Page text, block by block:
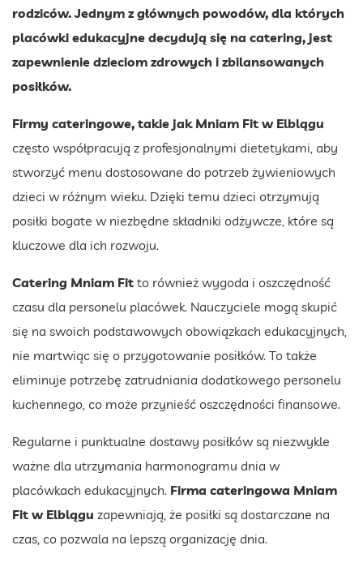
rodziców. Jednym z głównych powodów, dla których
placówki edukacyjne decydują się na catering, jest
zapewnienie dzieciom zdrowych i zbilansowanych
posiłków.
Firmy cateringowe, takie jak Mniam Fit w Elblągu
często współpracują z profesjonalnymi dietetykami, aby
stworzyć menu dostosowane do potrzeb żywieniowych
dzieci w różnym wieku. Dzięki temu dzieci otrzymują
posiłki bogate w niezbędne składniki odżywcze, które są
kluczowe dla ich rozwoju.
Catering Mniam Fit to również wygoda i oszczędność
czasu dla personelu placówek. Nauczyciele mogą skupić
się na swoich podstawowych obowiązkach edukacyjnych,
nie martwiąc się o przygotowanie posiłków. To także
eliminuje potrzebę zatrudniania dodatkowego personelu
kuchennego, co może przynieść oszczędności finansowe.
Regularne i punktualne dostawy posiłków są niezwykle
ważne dla utrzymania harmonogramu dnia w
placówkach edukacyjnych. Firma cateringowa Mniam
Fit w Elblągu zapewniają, że posiłki są dostarczane na
czas, co pozwala na lepszą organizację dnia.